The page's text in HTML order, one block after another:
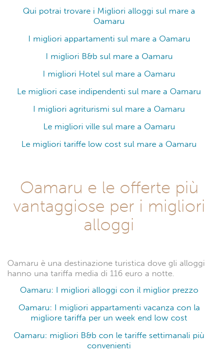
Qui potrai trovare i Migliori alloggi sul mare a
Oamaru
I migliori appartamenti sul mare a Oamaru
I migliori B&b sul mare a Oamaru
I migliori Hotel sul mare a Oamaru
Le migliori case indipendenti sul mare a Oamaru
I migliori agriturismi sul mare a Oamaru
Le migliori ville sul mare a Oamaru
Le migliori tariffe low cost sul mare a Oamaru
Oamaru e le offerte più
vantaggiose per i migliori
alloggi
Oamaru è una destinazione turistica dove gli alloggi
hanno una tariffa media di 116 euro a notte.
Oamaru: I migliori alloggi con il miglior prezzo
Oamaru: I migliori appartamenti vacanza con la
migliore tariffa per un week end low cost
Oamaru: migliori B&b con le tariffe settimanali più
convenienti